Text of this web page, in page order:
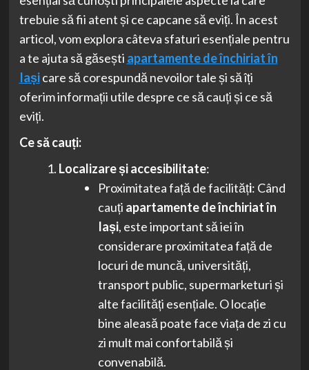
trebuie să fii atent și ce capcane să eviți. În acest
articol, vom explora câteva sfaturi esențiale pentru
a te ajuta să găsești apartamente de închiriat în
Iașicare să corespundă nevoilor tale și să îți
oferim informații utile despre ce să cauți și ce să
eviți.
Ce să cauți:
Localizare și accesibilitate:
Proximitatea față de facilități: Când
cauți apartamente de închiriat în
Iași, este important să iei în
considerare proximitatea față de
locuri de muncă, universități,
transport public, supermarketuri și
alte facilități esențiale. O locație
bine aleasă poate face viața de zi cu
zi mult mai confortabilă și
convenabilă.